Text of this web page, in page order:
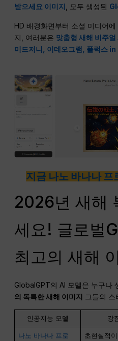
받으세요 이미지 , 모두 생성된
HD 배경화면부터 소셜 미디어
지, 여러분은 맞춤형 새해 비주얼
미드저니, 이데오그램, 플럭스
지금 나노 바나나
2026년 새해
세요! 글로벌
최고의 새해
GlobalGPT의 AI 모델은 누구나
의 독특한 새해 이미지 그들의 스
인공지능 모델 강
나노 바나나 프로
초현실적